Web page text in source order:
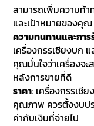
สามารถเพิ่มความท้
และเป้าหมายของคุณ
ความทนทานและกา
เครื่องกรรเชียงบก
คุณมั่นใจว่าเครื่องจะ
หลังการขายที่ดี
ราคา: เครื่องกรรเชี
คุณภาพ ควรตั้งงบปร
ค่ากับเงินที่จ่ายไป